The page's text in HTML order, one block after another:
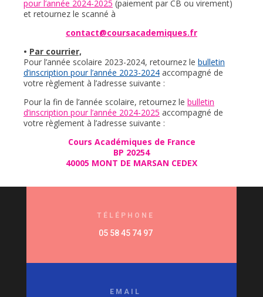
pour l’année 2024-2025 (paiement par CB ou virement)
et retournez le scanné à
contact@coursacademiques.fr
• Par courrier,
Pour l’année scolaire 2023-2024, retournez le bulletin
d’inscription pour l’année 2023-2024 accompagné de
votre règlement à l’adresse suivante :
Pour la fin de l’année scolaire, retournez le bulletin
d’inscription pour l’année 2024-2025 accompagné de
votre règlement à l’adresse suivante :
Cours Académiques de France
BP 20254
40005 MONT DE MARSAN CEDEX
TÉLÉPHONE
05 58 45 74 97
EMAIL